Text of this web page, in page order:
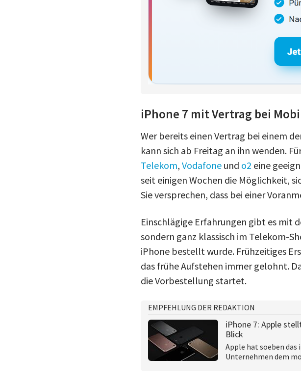
iPhone 7 mit Vertrag bei
Wer bereits einen Vertrag bei einem
kann sich ab Freitag an ihn wenden.
Telekom, Vodafone und o2 eine
seit einigen Wochen die Möglichkeit,
Sie versprechen, dass bei einer
Einschlägige Erfahrungen gibt es mit
sondern ganz klassisch im Telekom-
iPhone bestellt wurde. Frühzeitiges
das frühe Aufstehen immer gelohnt.
die Vorbestellung startet.
EMPFEHLUNG DER REDAKTION
iPhone 7: Apple
Blick
Apple hat soeben
Unternehmen dem